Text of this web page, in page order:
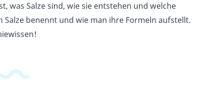
was Salze sind, wie sie entstehen und welche
benennt und wie man ihre Formeln aufstellt.